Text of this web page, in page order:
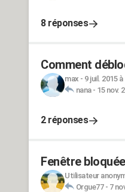
8 réponses
Comment
max - 9 juil. 2015 à
nana- 15 nov.
2 réponses
Fenêtre
Utilisateur
Orgue77- 7